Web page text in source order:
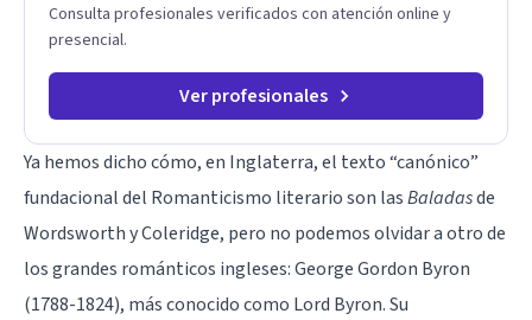
Consulta profesionales verificados con atención online y
presencial.
Ver profesionales
Ya hemos dicho cómo, en Inglaterra, el texto “canónico”
fundacional del Romanticismo literario son lasBaladasde
Wordsworth y Coleridge, pero no podemos olvidar a otro de
los grandes románticos ingleses: George Gordon Byron
(1788-1824), más conocido como Lord Byron. Su